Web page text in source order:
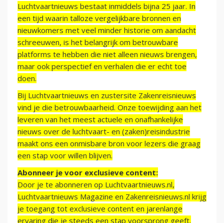
Luchtvaartnieuws bestaat inmiddels bijna 25 jaar. In
een tijd waarin talloze vergelijkbare bronnen en
nieuwkomers met veel minder historie om aandacht
schreeuwen, is het belangrijk om betrouwbare
platforms te hebben die niet alleen nieuws brengen,
maar ook perspectief en verhalen die er echt toe
doen.
Bij Luchtvaartnieuws en zustersite Zakenreisnieuws
vind je die betrouwbaarheid. Onze toewijding aan het
leveren van het meest actuele en onafhankelijke
nieuws over de luchtvaart- en (zaken)reisindustrie
maakt ons een onmisbare bron voor lezers die graag
een stap voor willen blijven.
Abonneer je voor exclusieve content:
Door je te abonneren op Luchtvaartnieuws.nl,
Luchtvaartnieuws Magazine en Zakenreisnieuws.nl krijg
je toegang tot exclusieve content en jarenlange
ervaring die je steeds een stap voorsprong geeft.